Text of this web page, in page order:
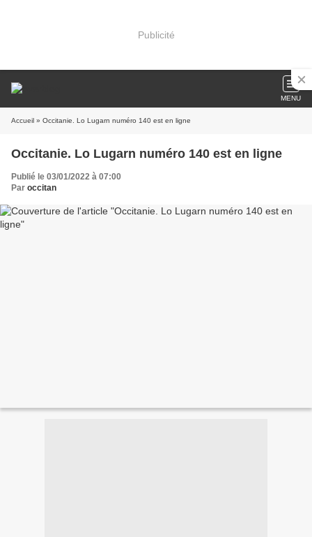
Publicité
MENU
Accueil » Occitanie. Lo Lugarn numéro 140 est en ligne
Occitanie. Lo Lugarn numéro 140 est en ligne
Publié le 03/01/2022 à 07:00
Par occitan